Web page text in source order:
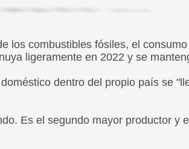
los combustibles fósiles, el
ligeramente en 2022 y se
dentro del propio país se
Es el segundo mayor productor y